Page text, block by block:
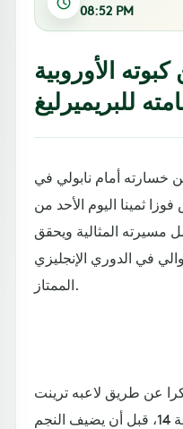
08:52 PM
الأوروبية
للبريميرليغ
خسارته أمام نابولي في
ثمينا اليوم الأحد من
2-1 ليواصل مسيرته المثالية ويحقق
في الدوري الإنجليزي
الممتاز.
عن طريق لاعبه ترينت
أليكسندر أرنولد في الدقيقة 14، قبل أن يضيف النجم